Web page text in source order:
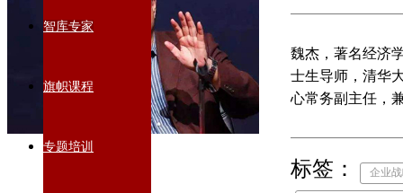
智库专家
旗帜课程
专题培训
魏杰，著名经济
士生导师，清华
心常务副主任，
标签： 企业